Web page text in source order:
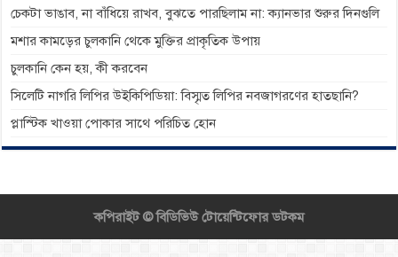
চেকটা ভাঙাব, না বাঁধিয়ে রাখব, বুঝতে পারছিলাম না: ক্যানভার শুরুর দিনগুলি
মশার কামড়ের চুলকানি থেকে মুক্তির প্রাকৃতিক উপায়
চুলকানি কেন হয়, কী করবেন
সিলেটি নাগরি লিপির উইকিপিডিয়া: বিস্মৃত লিপির নবজাগরণের হাতছানি?
প্লাস্টিক খাওয়া পোকার সাথে পরিচিত হোন
কপিরাইট ©বিডিভিউ টোয়েন্টিফোর ডটকম